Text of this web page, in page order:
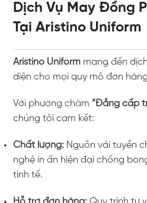
Dịch Vụ May Đồng
Tại Aristino Uniform
Aristino Uniform mang đến
diện cho mọi quy mô đơn
Với phương châm “Đẳng cấp
chúng tôi cam kết:
Chất lượng: Nguồn vải tuyển
nghệ in ấn hiện đại chống
tinh tế.